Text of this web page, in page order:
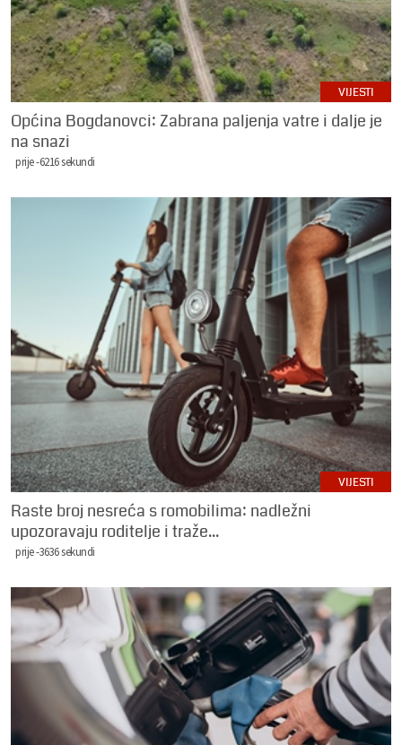
VIJESTI
Općina Bogdanovci: Zabrana paljenja vatre i dalje je
na snazi
prije -6216 sekundi
VIJESTI
Raste broj nesreća s romobilima: nadležni
upozoravaju roditelje i traže...
prije -3636 sekundi